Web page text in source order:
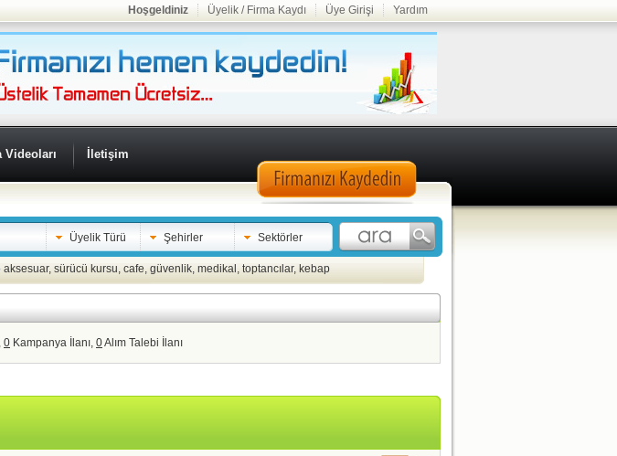
Hoşgeldiniz Üyelik / Firma Kaydı Üye Girişi Yardım
Videoları İletişim
Üyelik Türü Şehirler Sektörler
aksesuar, sürücü kursu, cafe, güvenlik, medikal , toptancılar, kebap
0 Kampanya İlanı, 0Alım Talebi İlanı